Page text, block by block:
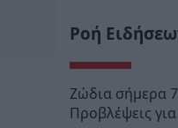
Ροή
Ζώδια σήμερα
Προβλέψεις